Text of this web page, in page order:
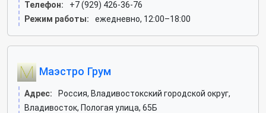
Телефон:
+7 (929) 426-36-76
Режим работы:
ежедневно, 12:00–18:00
Маэстро Грум
Адрес:
Россия, Владивостокский городской округ,
Владивосток, Пологая улица, 65Б